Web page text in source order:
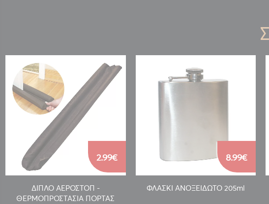
ΔΙΠΛΟ ΑΕΡΟΣΤΟΠ -
ΘΕΡΜΟΠΡΟΣΤΑΣΙΑ ΠΟΡΤΑΣ
2.99€
ΦΛΑΣΚΙ ΑΝΟΞΕΙΔΩΤΟ 205ml
8.99€